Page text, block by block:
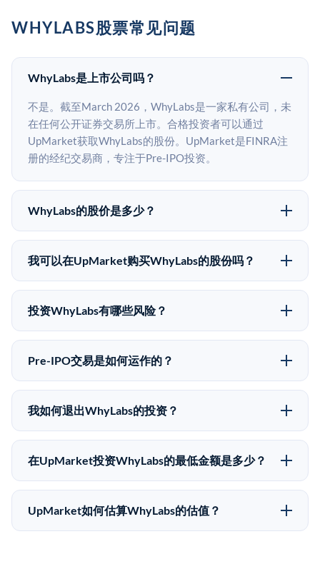
WHYLABS股票常见问题
WhyLabs是上市公司吗？
不是。截至March 2026，WhyLabs是一家私有公司，未
在任何公开证券交易所上市。合格投资者可以通过
UpMarket获取WhyLabs的股份。UpMarket是FINRA注
册的经纪交易商，专注于Pre-IPO投资。
WhyLabs的股价是多少？
WhyLabs没有公开股价，因为它是一家私有公司。最近
的已知股价来自其最近一轮融资。 二级市场上的Pre-
有所不同。
我可以在UpMarket购买WhyLabs的股份吗？
可以。合格投资者可以通过填写本页表单或在
upmarket.co创建账户来表达对WhyLabs股份的投资意
50,000美元。UpMarket是FINRA注册的经纪交易商，
自2019年以来已经纪超过5亿美元的另类投资。
投资WhyLabs有哪些风险？
Pre-IPO投资存在重大风险。WhyLabs的股份流动性
低，意味着没有公开市场可以快速出售。不存在确定的
应做好可能全部损失的准备。私有公司的估值在融资轮
次之间可能大幅波动。投资者应在投资前咨询其财务顾
Pre-IPO交易是如何运作的？
在Pre-IPO交易中，合格投资者通过二级市场平台从现有
股东（如员工、早期投资者或其他持有人）处购买股
为FINRA注册的经纪交易商促成这些交易，代表双方处
理合规、文件和结算事宜。
我如何退出WhyLabs的投资？
Pre-IPO持股主要有两种退出途径：在二级市场将股份出
售给其他买家，或持有直到公司完成IPO或被收购。两
市场条件。任何退出的时间都是不可预测的，投资者应
做好多年持有的准备。
在UpMarket投资WhyLabs的最低金额是多少？
UpMarket上大多数Pre-IPO产品的最低投资金额为
50,000美元。具体金额可能因产品和股份供应情况而有
UpMarket如何估算WhyLabs的估值？